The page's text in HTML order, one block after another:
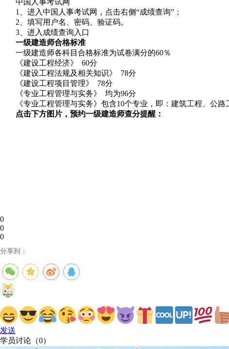
1、进入中国人事考试网，点击右侧“成绩查询”；
2、填写用户名、密码、验证码。
3、进入成绩查询入口
一级建造师合格标准
一级建造师各科目合格标准为试卷满分的60％
《建设工程经济》 60分
《建设工程法规及相关知识》 78分
《建设工程项目管理》 78分
《专业工程管理与实务》 均为96分
《专业工程管理与实务》包含10个专业，即：建筑工程、公
点击下方图片，预约一级建造师查分提醒：
0
0
0
分享到：
发送
学员讨论（0）